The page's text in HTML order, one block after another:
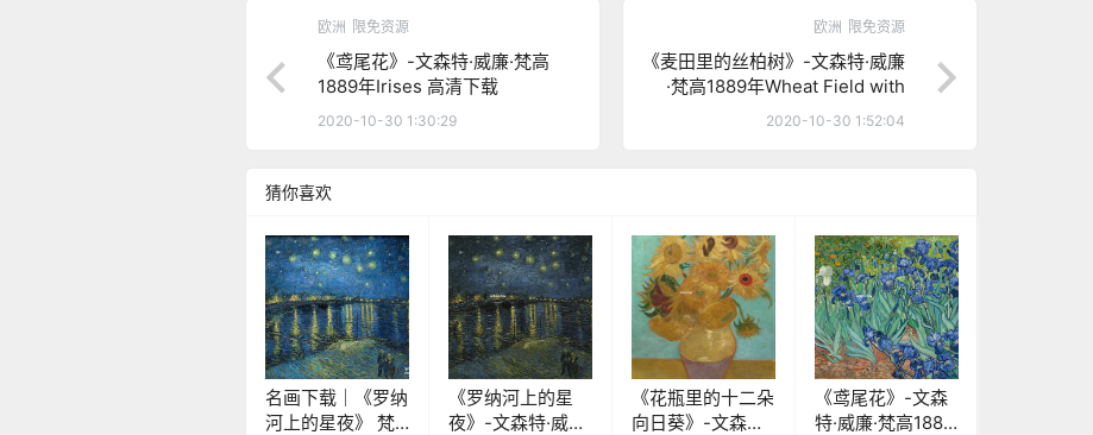
欧洲 限免资源
《鸢尾花》-文森特·威廉·梵高
1889年Irises 高清下载
2020-10-30 1:30:29
欧洲 限免资源
《麦田里的丝柏树》-文森特·威廉
·梵高1889年Wheat Field with
Cypresses at theHaude Galline
2020-10-30 1:52:04
猜你喜欢
名画下载｜《罗纳
河上的星夜》 梵
《罗纳河上的星
夜》-文森特·威廉·
《花瓶里的十二朵
向日葵》-文森特·
《鸢尾花》-文森
特·威廉·梵高1889